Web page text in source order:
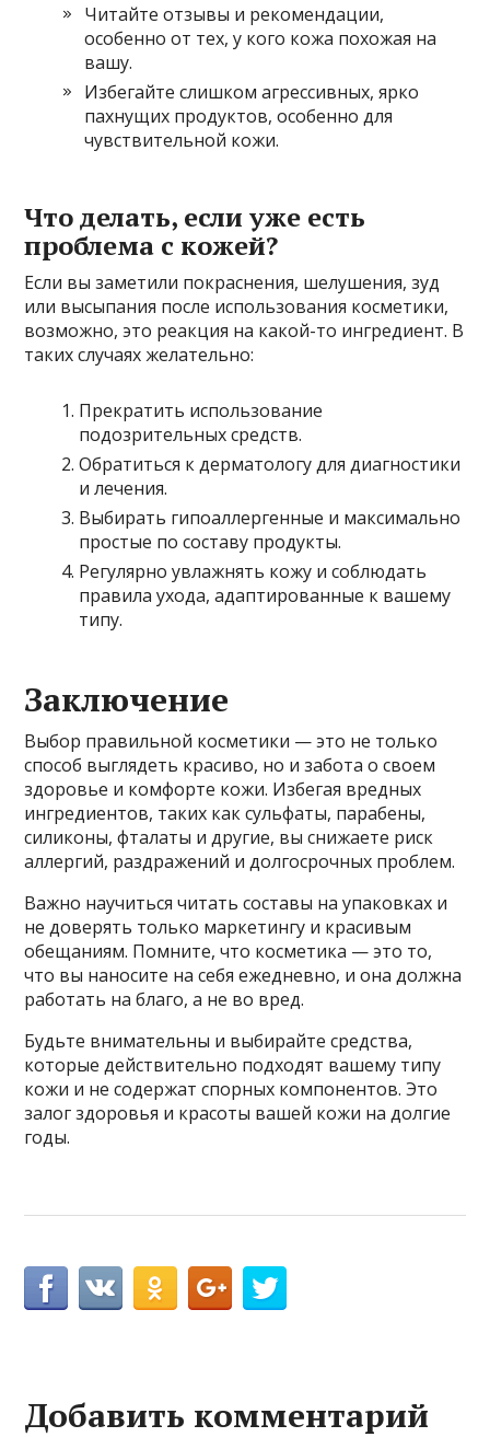
Читайте отзывы и рекомендации,
особенно от тех, у кого кожа похожая на
вашу.
Избегайте слишком агрессивных, ярко
пахнущих продуктов, особенно для
чувствительной кожи.
Что делать, если уже есть
проблема с кожей?
Если вы заметили покраснения, шелушения, зуд
или высыпания после использования косметики,
возможно, это реакция на какой-то ингредиент. В
таких случаях желательно:
Прекратить использование
подозрительных средств.
Обратиться к дерматологу для диагностики
и лечения.
Выбирать гипоаллергенные и максимально
простые по составу продукты.
Регулярно увлажнять кожу и соблюдать
правила ухода, адаптированные к вашему
типу.
Заключение
Выбор правильной косметики — это не только
способ выглядеть красиво, но и забота о своем
здоровье и комфорте кожи. Избегая вредных
ингредиентов, таких как сульфаты, парабены,
силиконы, фталаты и другие, вы снижаете риск
аллергий, раздражений и долгосрочных проблем.
Важно научиться читать составы на упаковках и
не доверять только маркетингу и красивым
обещаниям. Помните, что косметика — это то,
что вы наносите на себя ежедневно, и она должна
работать на благо, а не во вред.
Будьте внимательны и выбирайте средства,
которые действительно подходят вашему типу
кожи и не содержат спорных компонентов. Это
залог здоровья и красоты вашей кожи на долгие
годы.
Добавить комментарий